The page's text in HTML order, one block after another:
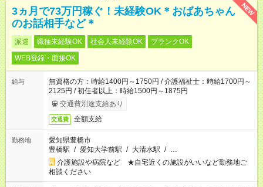
NEW
3ヵ月で73万円稼ぐ！未経験OK＊おばあちゃん
のお話相手など＊
派遣 職種未経験OK 社会人未経験OK
ブランクOK
WEB登録・面接OK
給与
無資格の方：時給1400円～1750円 / 介護福祉士：時給1700円～
2125円 / 初任者以上：時給1500円～1875円
交通費別途支給あり
交通費 全額支給
勤務地
愛知県豊橋市
豊橋駅 / 愛知大学前駅 / 大清水駅 / …
介護施設や病院など ★自宅近くの施設がいいなど勤務地ご
相談ください